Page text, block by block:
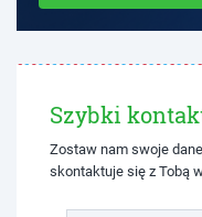
Szybki
Zostaw nam swoje
skontaktuje się z Tobą